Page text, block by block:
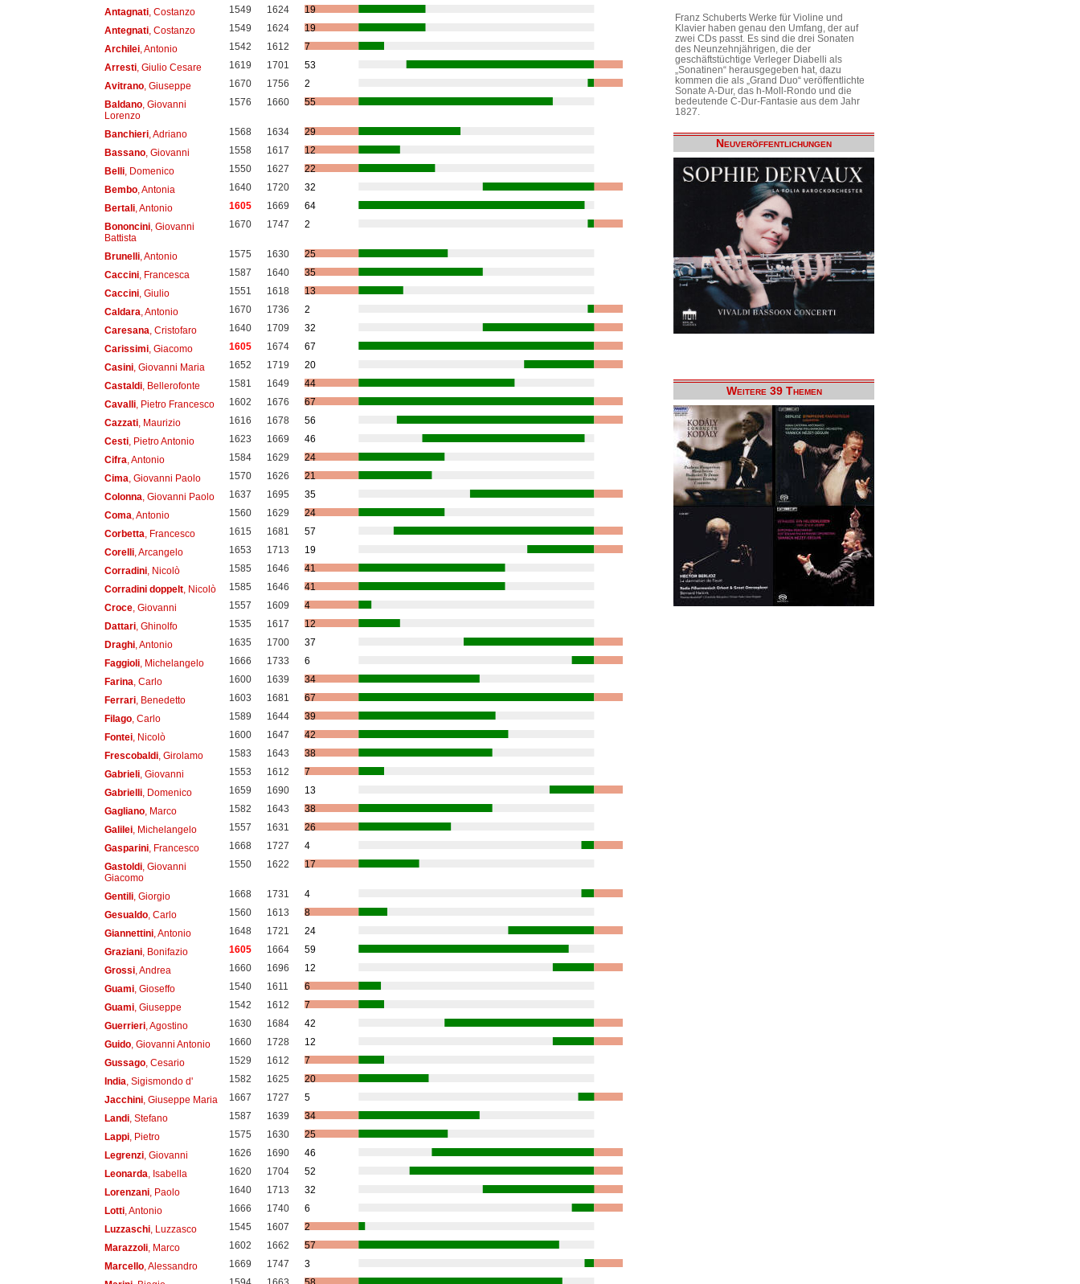
Antagnati, Costanzo 1549 1624
19
Antegnati, Costanzo 1549 1624
19
Archilei, Antonio 1542 1612
7
Arresti, Giulio Cesare 1619 1701
53
Avitrano, Giuseppe 1670 1756
2
Baldano, Giovanni
Lorenzo
1576 1660 55
Banchieri, Adriano 1568 1634
29
Bassano, Giovanni 1558 1617
12
Belli, Domenico 1550 1627
22
Bembo, Antonia 1640 1720
32
Bertali, Antonio 1605 1669
64
Bononcini, Giovanni
Battista
1670 1747 2
Brunelli, Antonio 1575 1630
25
Caccini, Francesca 1587 1640
35
Caccini, Giulio 1551 1618
13
Caldara , Antonio 1670 1736
2
Caresana , Cristofaro 1640 1709
32
Carissimi, Giacomo 1605 1674
67
Casini, Giovanni Maria 1652 1719
20
Castaldi, Bellerofonte 1581 1649
44
Cavalli, Pietro Francesco 1602 1676
67
Cazzati, Maurizio 1616 1678
56
Cesti, Pietro Antonio 1623 1669
46
Cifra , Antonio 1584 1629
24
Cima , Giovanni Paolo 1570 1626
21
Colonna , Giovanni Paolo 1637 1695
35
Coma , Antonio 1560 1629
24
Corbetta , Francesco 1615 1681
57
Corelli, Arcangelo 1653 1713
19
Corradini, Nicolò 1585 1646
41
Corradini doppelt, Nicolò 1585 1646
41
Croce, Giovanni 1557 1609
4
Dattari, Ghinolfo 1535 1617
12
Draghi, Antonio 1635 1700
37
Faggioli, Michelangelo 1666 1733
6
Farina , Carlo 1600 1639
34
Ferrari, Benedetto 1603 1681
67
Filago, Carlo 1589 1644
39
Fontei, Nicolò 1600 1647
42
Frescobaldi, Girolamo 1583 1643
38
Gabrieli, Giovanni 1553 1612
7
Gabrielli, Domenico 1659 1690
13
Gagliano, Marco 1582 1643
38
Galilei, Michelangelo 1557 1631
26
Gasparini, Francesco 1668 1727
4
Gastoldi, Giovanni
Giacomo
1550 1622 17
Gentili, Giorgio 1668 1731
4
Gesualdo, Carlo 1560 1613
8
Giannettini, Antonio 1648 1721
24
Graziani, Bonifazio 1605 1664
59
Grossi, Andrea 1660 1696
12
Guami, Gioseffo 1540 1611
6
Guami, Giuseppe 1542 1612
7
Guerrieri, Agostino 1630 1684
42
Guido, Giovanni Antonio 1660 1728
12
Gussago, Cesario 1529 1612
7
India , Sigismondo d' 1582 1625
20
Jacchini, Giuseppe Maria 1667 1727
5
Landi, Stefano 1587 1639
34
Lappi, Pietro 1575 1630
25
Legrenzi, Giovanni 1626 1690
46
Leonarda , Isabella 1620 1704
52
Lorenzani, Paolo 1640 1713
32
Lotti, Antonio 1666 1740
6
Luzzaschi, Luzzasco 1545 1607
2
Marazzoli, Marco 1602 1662
57
Marcello, Alessandro 1669 1747
3
Franz Schuberts Werke für Violine und
Klavier haben genau den Umfang, der auf
zwei CDs passt. Es sind die drei Sonaten
des Neunzehnjährigen, die der
geschäftstüchtige Verleger Diabelli als
„Sonatinen“ herausgegeben hat, dazu
kommen die als „Grand Duo“ veröffentlichte
Sonate A-Dur, das h-Moll-Rondo und die
bedeutende C-Dur-Fantasie aus dem Jahr
1827.
Neuveröffentlichungen
Weitere 39 Themen